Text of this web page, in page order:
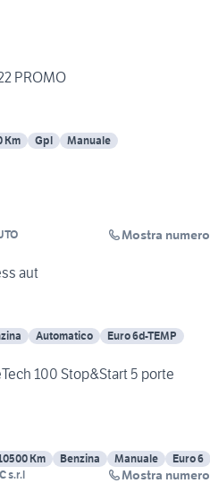
PROMO
Km Gpl Manuale
Mostra numero
aut
Automatico Euro 6d-TEMP
100 Stop&Start 5 porte
Km Benzina Manuale
Euro 6
s.r.l Mostra numero